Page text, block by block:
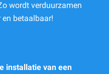
wordt verduurzamen
betaalbaar!
installatie van een